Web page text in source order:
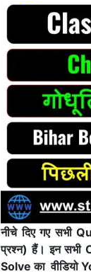
नीचे दिए गए सभी
प्रश्न) हैं। इन सभी
Solve का वीडियो